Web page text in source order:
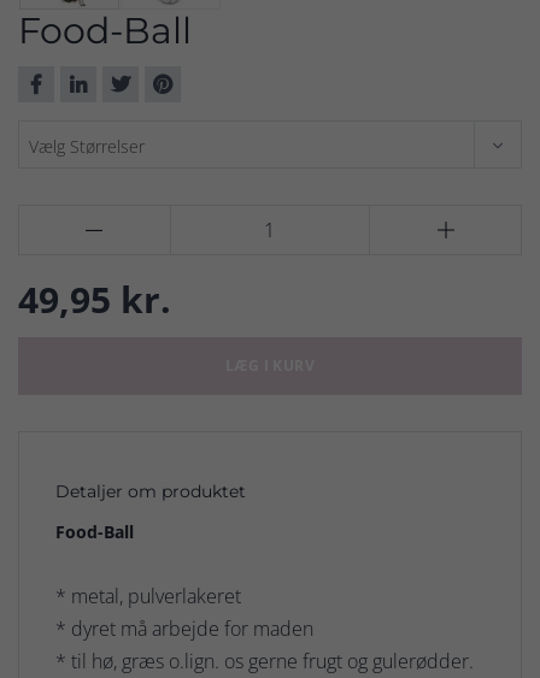
Food-Ball
 
49,95 kr.
Detaljer om produktet
Food-Ball
* metal, pulverlakeret
* dyret må arbejde for maden
* til hø, græs o.lign. os gerne frugt og gulerødder.